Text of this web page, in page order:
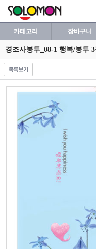
카테고리 장바구니
경조사봉투_08-1 행복/봉투